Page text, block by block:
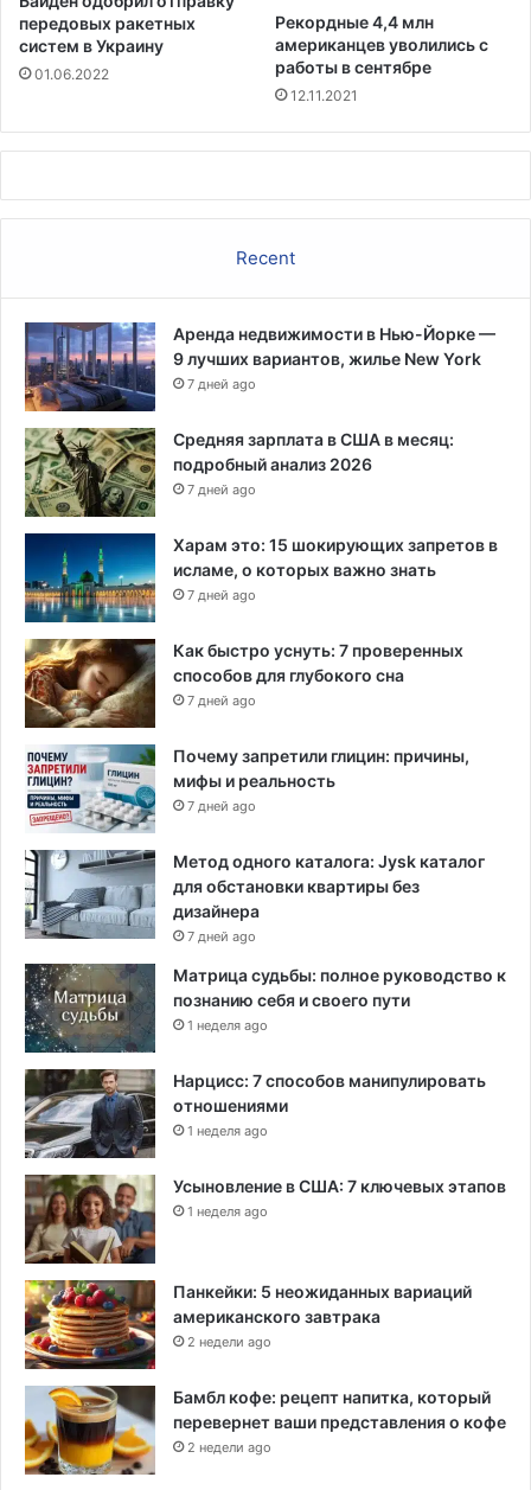
передовых ракетных
систем в Украину
01.06.2022
Рекордные 4,4 млн
американцев уволились с
работы в сентябре
12.11.2021
Recent
Аренда недвижимости в Нью-Йорке —
9 лучших вариантов, жилье New York
7 дней ago
Средняя зарплата в США в месяц:
подробный анализ 2026
7 дней ago
Харам это: 15 шокирующих запретов в
исламе, о которых важно знать
7 дней ago
Как быстро уснуть: 7 проверенных
способов для глубокого сна
7 дней ago
Почему запретили глицин: причины,
мифы и реальность
7 дней ago
Метод одного каталога: Jysk каталог
для обстановки квартиры без
дизайнера
7 дней ago
Матрица судьбы: полное руководство к
познанию себя и своего пути
1 неделя ago
Нарцисс: 7 способов манипулировать
отношениями
1 неделя ago
Усыновление в США: 7 ключевых этапов
1 неделя ago
Панкейки: 5 неожиданных вариаций
американского завтрака
2 недели ago
Бамбл кофе: рецепт напитка, который
перевернет ваши представления о кофе
2 недели ago